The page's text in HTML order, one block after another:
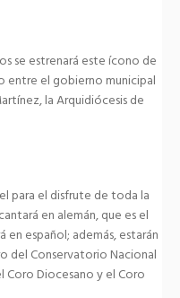
se estrenará este ícono de
entre el gobierno municipal
la Arquidiócesis de
para el disfrute de toda la
en alemán, que es el
español; además, estarán
del Conservatorio Nacional
Coro Diocesano y el Coro